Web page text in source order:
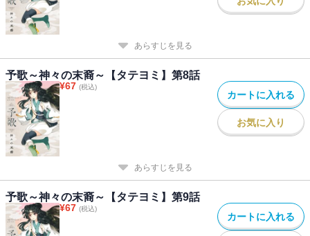
あらすじを見る
予歌～神々の末裔～【タテヨミ】第8話
¥67 (税込)
カートに入れる
お気に入り
あらすじを見る
予歌～神々の末裔～【タテヨミ】第9話
¥67 (税込)
カートに入れる